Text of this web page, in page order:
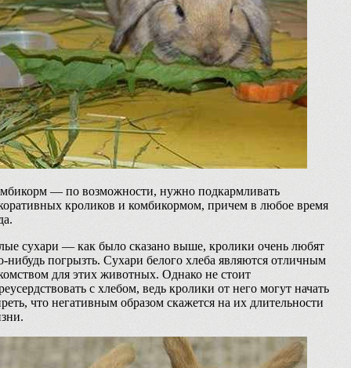
— по возможности, нужно подкармливать
кроликов и комбикормом, причем в любое время
сухари — как было сказано выше, кролики очень любят
нибудь погрызть. Сухари белого хлеба являются отличным
для этих животных. Однако не стоит
с хлебом, ведь кролики от него могут начать
что негативным образом скажется на их длительности